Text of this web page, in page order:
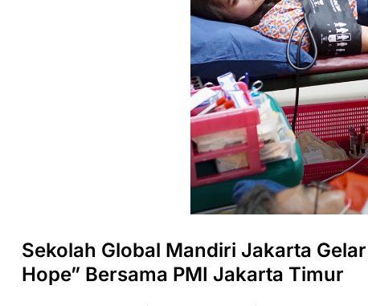
Sekolah Global Mandiri Jakarta
Hope” Bersama PMI Jakarta Timur